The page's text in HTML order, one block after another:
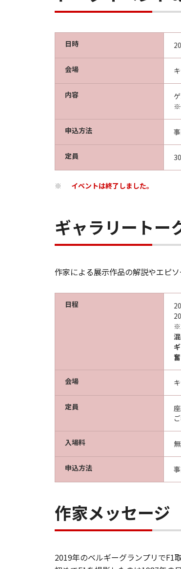
日時
会場
内容
※
申込方法
定員
※ イベントは終了しました。
ギャラリートー
作家による展示作品の解説やエピ
日程
※
会場
定員
入場料
申込方法
作家メッセージ
2019年のベルギーグランプリでF1